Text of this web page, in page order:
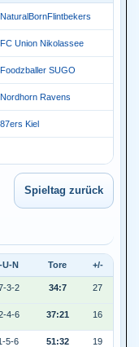
NaturalBornFlintbekers
FC Union Nikolassee
Foodzballer SUGO
Nordhorn Ravens
87ers Kiel
U-N Tore +/-
3-2 34:7 27
4-6 37:21 16
5-6 51:32 19